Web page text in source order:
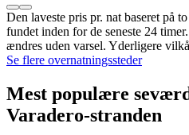
Den laveste pris pr. nat baseret på
fundet inden for de seneste 24
ændres uden varsel. Yderligere
Se flere overnatningssteder
Mest populære
Varadero-stranden